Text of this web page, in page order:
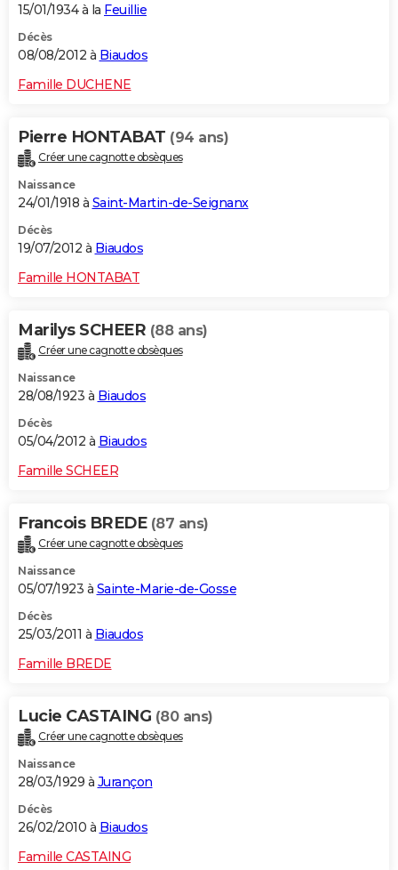
15/01/1934 à la Feuillie
Décès
08/08/2012 à Biaudos
Famille DUCHENE
Pierre HONTABAT (94 ans)
Créer une cagnotte obsèques
Naissance
24/01/1918 à Saint-Martin-de-Seignanx
Décès
19/07/2012 à Biaudos
Famille HONTABAT
Marilys SCHEER (88 ans)
Créer une cagnotte obsèques
Naissance
28/08/1923 à Biaudos
Décès
05/04/2012 à Biaudos
Famille SCHEER
Francois BREDE (87 ans)
Créer une cagnotte obsèques
Naissance
05/07/1923 à Sainte-Marie-de-Gosse
Décès
25/03/2011 à Biaudos
Famille BREDE
Lucie CASTAING (80 ans)
Créer une cagnotte obsèques
Naissance
28/03/1929 à Jurançon
Décès
26/02/2010 à Biaudos
Famille CASTAING